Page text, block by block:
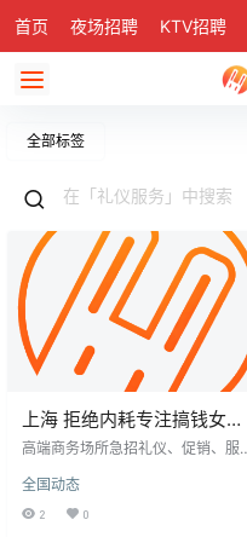
首页 夜场招聘 KTV招聘
全部标签
上海 拒绝内耗专注搞钱女生
日结岗，优秀从来都不难！
高端商务场所急招礼仪、促销、服
身高158cm以上。要求形象佳、沟
通能力强。提供免费岗前培训，薪
全国动态
2 0